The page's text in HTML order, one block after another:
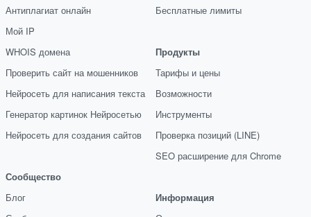
Антиплагиат онлайн
Мой IP
WHOIS домена
Проверить сайт на мошенников
Нейросеть для написания текста
Генератор картинок Нейросетью
Нейросеть для создания сайтов
Сообщество
Блог
Бесплатные лимиты
Продукты
Тарифы и цены
Возможности
Инструменты
Проверка позиций (LINE)
SEO расширение для Chrome
Информация